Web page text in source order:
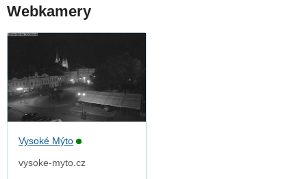
Webkamery
Vysoké Mýto
vysoke-myto.cz